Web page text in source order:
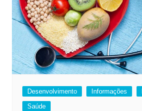
Desenvolvimento Informações
Saúde